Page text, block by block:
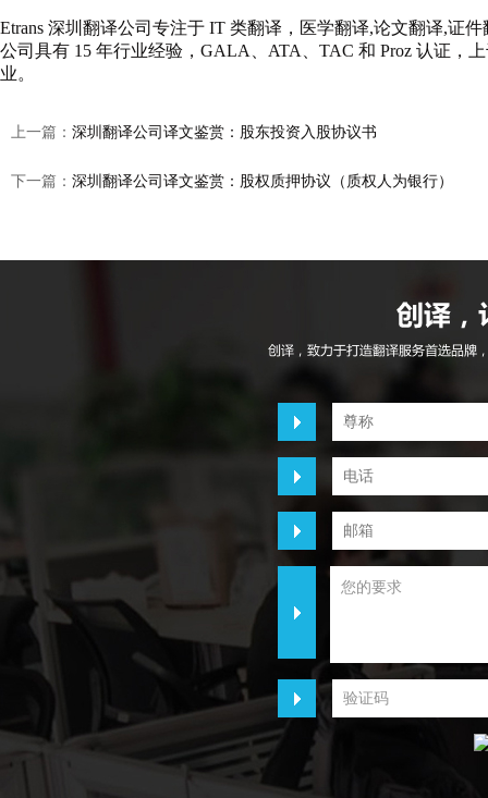
Etrans 深圳翻译公司专注于 IT 类翻译，医学翻译,论文翻译,证
公司具有 15 年行业经验，GALA、ATA、TAC 和 Proz 认证，
业。
上一篇： 深圳翻译公司译文鉴赏：股东投资入股协议书
下一篇： 深圳翻译公司译文鉴赏：股权质押协议（质权人为银行）